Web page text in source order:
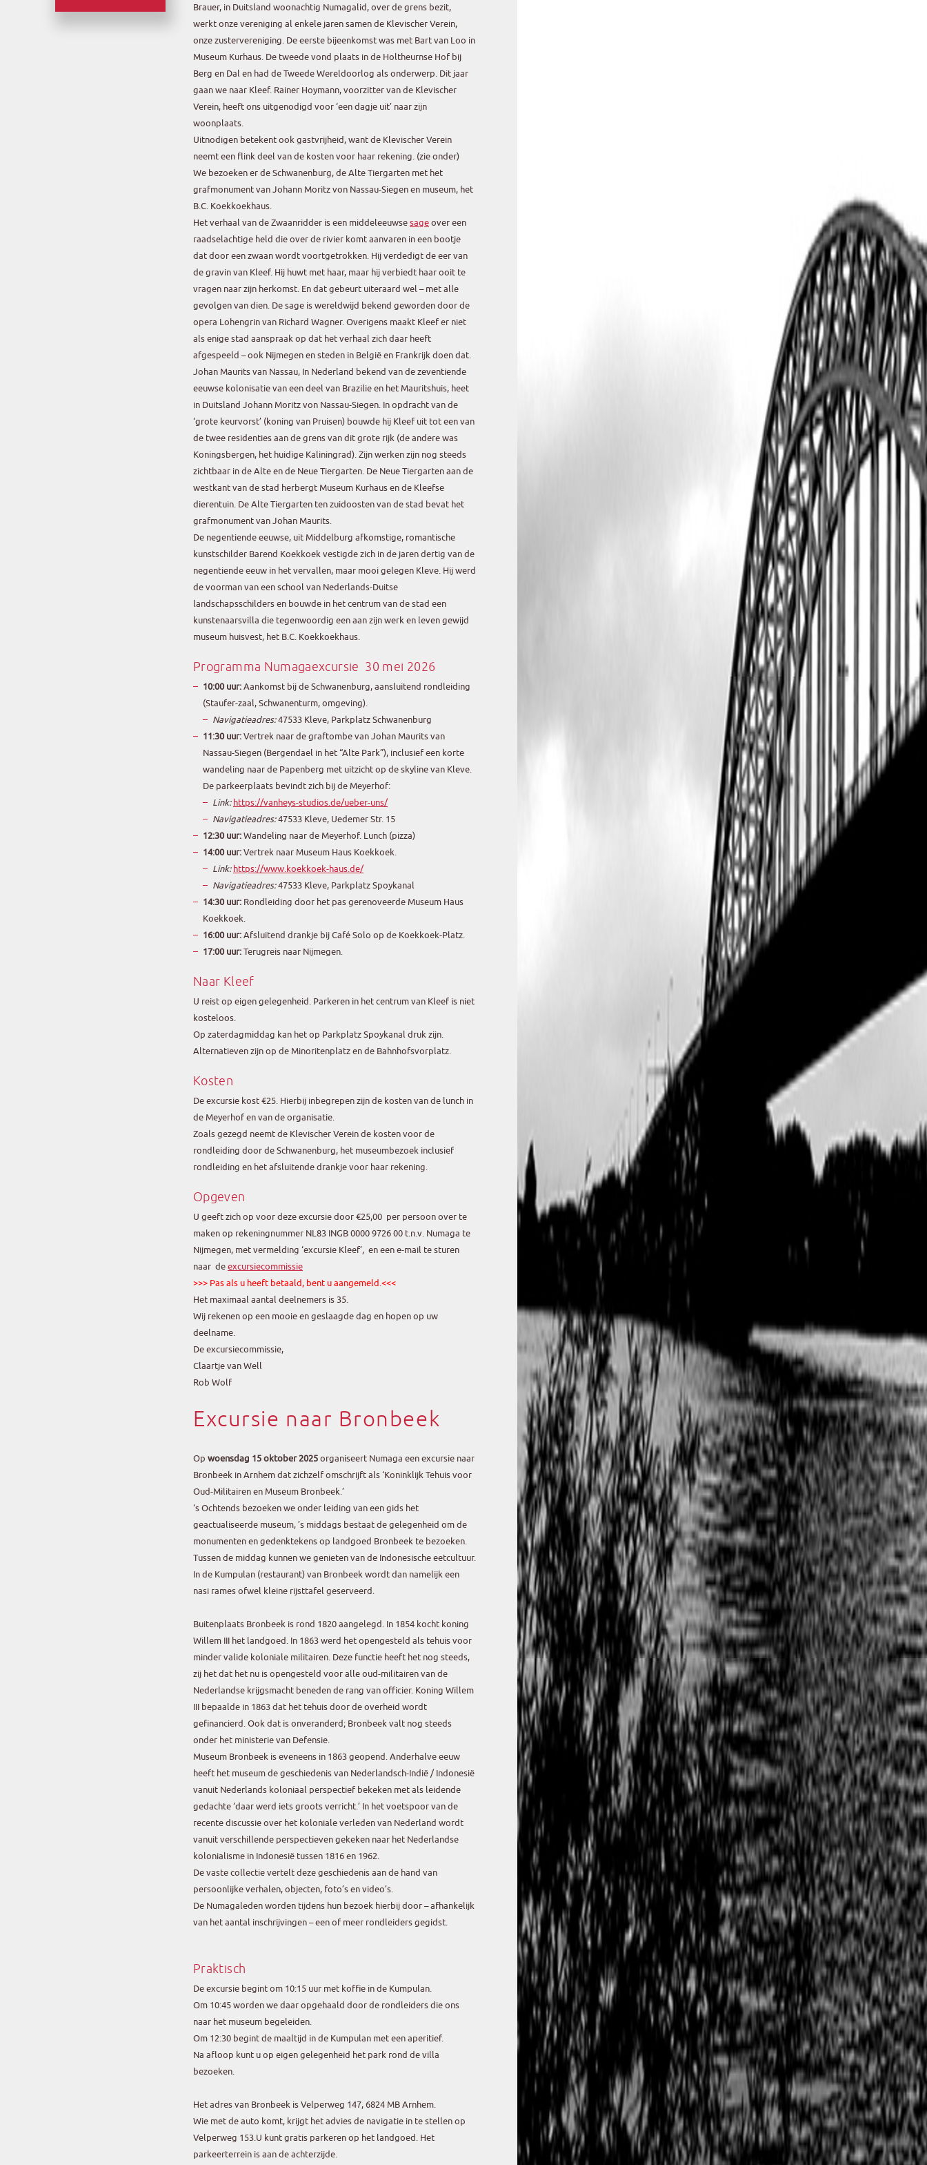
Brauer, in Duitsland woonachtig Numagalid, over de grens bezit,
werkt onze vereniging al enkele jaren samen de Klevischer Verein,
onze zustervereniging. De eerste bijeenkomst was met Bart van Loo in
Museum Kurhaus. De tweede vond plaats in de Holtheurnse Hof bij
Berg en Dal en had de Tweede Wereldoorlog als onderwerp. Dit jaar
gaan we naar Kleef. Rainer Hoymann, voorzitter van de Klevischer
Verein, heeft ons uitgenodigd voor ‘een dagje uit’ naar zijn
woonplaats.
Uitnodigen betekent ook gastvrijheid, want de Klevischer Verein
neemt een flink deel van de kosten voor haar rekening. (zie onder)
We bezoeken er de Schwanenburg, de Alte Tiergarten met het
grafmonument van Johann Moritz von Nassau-Siegen en museum, het
B.C. Koekkoekhaus.
Het verhaal van de Zwaanridder is een middeleeuwsesageover een
raadselachtige held die over de rivier komt aanvaren in een bootje
dat door een zwaan wordt voortgetrokken. Hij verdedigt de eer van
de gravin van Kleef. Hij huwt met haar, maar hij verbiedt haar ooit te
vragen naar zijn herkomst. En dat gebeurt uiteraard wel – met alle
gevolgen van dien. De sage is wereldwijd bekend geworden door de
opera Lohengrin van Richard Wagner. Overigens maakt Kleef er niet
als enige stad aanspraak op dat het verhaal zich daar heeft
afgespeeld – ook Nijmegen en steden in België en Frankrijk doen dat.
Johan Maurits van Nassau, In Nederland bekend van de zeventiende
eeuwse kolonisatie van een deel van Brazilie en het Mauritshuis, heet
in Duitsland Johann Moritz von Nassau-Siegen. In opdracht van de
‘grote keurvorst’ (koning van Pruisen) bouwde hij Kleef uit tot een van
de twee residenties aan de grens van dit grote rijk (de andere was
Koningsbergen, het huidige Kaliningrad). Zijn werken zijn nog steeds
zichtbaar in de Alte en de Neue Tiergarten. De Neue Tiergarten aan de
westkant van de stad herbergt Museum Kurhaus en de Kleefse
dierentuin. De Alte Tiergarten ten zuidoosten van de stad bevat het
grafmonument van Johan Maurits.
De negentiende eeuwse, uit Middelburg afkomstige, romantische
kunstschilder Barend Koekkoek vestigde zich in de jaren dertig van de
negentiende eeuw in het vervallen, maar mooi gelegen Kleve. Hij werd
de voorman van een school van Nederlands-Duitse
landschapsschilders en bouwde in het centrum van de stad een
kunstenaarsvilla die tegenwoordig een aan zijn werk en leven gewijd
museum huisvest, het B.C. Koekkoekhaus.
Programma Numagaexcursie 30 mei 2026
10:00 uur:Aankomst bij de Schwanenburg, aansluitend rondleiding
(Staufer-zaal, Schwanenturm, omgeving).
Navigatieadres:47533 Kleve, Parkplatz Schwanenburg
11:30 uur:Vertrek naar de graftombe van Johan Maurits van
Nassau-Siegen (Bergendael in het “Alte Park”), inclusief een korte
wandeling naar de Papenberg met uitzicht op de skyline van Kleve.
De parkeerplaats bevindt zich bij de Meyerhof:
Link: https://vanheys-studios.de/ueber-uns/
Navigatieadres:47533 Kleve, Uedemer Str. 15
12:30 uur:Wandeling naar de Meyerhof. Lunch (pizza)
14:00 uur:Vertrek naar Museum Haus Koekkoek.
Link: https://www.koekkoek-haus.de/
Navigatieadres:47533 Kleve, Parkplatz Spoykanal
14:30 uur: Rondleiding door het pas gerenoveerde Museum Haus
Koekkoek.
16:00 uur:Afsluitend drankje bij Café Solo op de Koekkoek-Platz.
17:00 uur:Terugreis naar Nijmegen.
Naar Kleef
U reist op eigen gelegenheid. Parkeren in het centrum van Kleef is niet
kosteloos.
Op zaterdagmiddag kan het op Parkplatz Spoykanal druk zijn.
Alternatieven zijn op de Minoritenplatz en de Bahnhofsvorplatz.
Kosten
De excursie kost €25. Hierbij inbegrepen zijn de kosten van de lunch in
de Meyerhof en van de organisatie.
Zoals gezegd neemt de Klevischer Verein de kosten voor de
rondleiding door de Schwanenburg, het museumbezoek inclusief
rondleiding en het afsluitende drankje voor haar rekening.
Opgeven
U geeft zich op voor deze excursie door €25,00 per persoon over te
maken op rekeningnummer NL83 INGB 0000 9726 00 t.n.v. Numaga te
Nijmegen, met vermelding ‘excursie Kleef’, en een e-mail te sturen
naar deexcursiecommissie
>>> Pas als u heeft betaald, bent u aangemeld.<<<
Het maximaal aantal deelnemers is 35.
Wij rekenen op een mooie en geslaagde dag en hopen op uw
deelname.
De excursiecommissie,
Claartje van Well
Rob Wolf
Excursie naar Bronbeek
Op woensdag 15 oktober 2025organiseert Numaga een excursie naar
Bronbeek in Arnhem dat zichzelf omschrijft als ‘Koninklijk Tehuis voor
Oud-Militairen en Museum Bronbeek.’
‘s Ochtends bezoeken we onder leiding van een gids het
geactualiseerde museum, ’s middags bestaat de gelegenheid om de
monumenten en gedenktekens op landgoed Bronbeek te bezoeken.
Tussen de middag kunnen we genieten van de Indonesische eetcultuur.
In de Kumpulan (restaurant) van Bronbeek wordt dan namelijk een
nasi rames ofwel kleine rijsttafel geserveerd.
Buitenplaats Bronbeek is rond 1820 aangelegd. In 1854 kocht koning
Willem III het landgoed. In 1863 werd het opengesteld als tehuis voor
minder valide koloniale militairen. Deze functie heeft het nog steeds,
zij het dat het nu is opengesteld voor alle oud-militairen van de
Nederlandse krijgsmacht beneden de rang van officier. Koning Willem
III bepaalde in 1863 dat het tehuis door de overheid wordt
gefinancierd. Ook dat is onveranderd; Bronbeek valt nog steeds
onder het ministerie van Defensie.
Museum Bronbeek is eveneens in 1863 geopend. Anderhalve eeuw
heeft het museum de geschiedenis van Nederlandsch-Indië / Indonesië
vanuit Nederlands koloniaal perspectief bekeken met als leidende
gedachte ‘daar werd iets groots verricht.’ In het voetspoor van de
recente discussie over het koloniale verleden van Nederland wordt
vanuit verschillende perspectieven gekeken naar het Nederlandse
kolonialisme in Indonesië tussen 1816 en 1962.
De vaste collectie vertelt deze geschiedenis aan de hand van
persoonlijke verhalen, objecten, foto’s en video’s.
De Numagaleden worden tijdens hun bezoek hierbij door – afhankelijk
van het aantal inschrijvingen – een of meer rondleiders gegidst.
Praktisch
De excursie begint om 10:15 uur met koffie in de Kumpulan.
Om 10:45 worden we daar opgehaald door de rondleiders die ons
naar het museum begeleiden.
Om 12:30 begint de maaltijd in de Kumpulan met een aperitief.
Na afloop kunt u op eigen gelegenheid het park rond de villa
bezoeken.
Het adres van Bronbeek is Velperweg 147, 6824 MB Arnhem.
Wie met de auto komt, krijgt het advies de navigatie in te stellen op
Velperweg 153.U kunt gratis parkeren op het landgoed. Het
parkeerterrein is aan de achterzijde.